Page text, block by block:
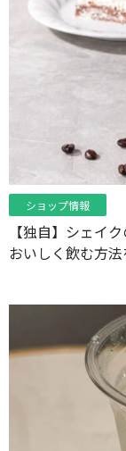
ショップ情報
【独自】シェイ
おいしく飲む方